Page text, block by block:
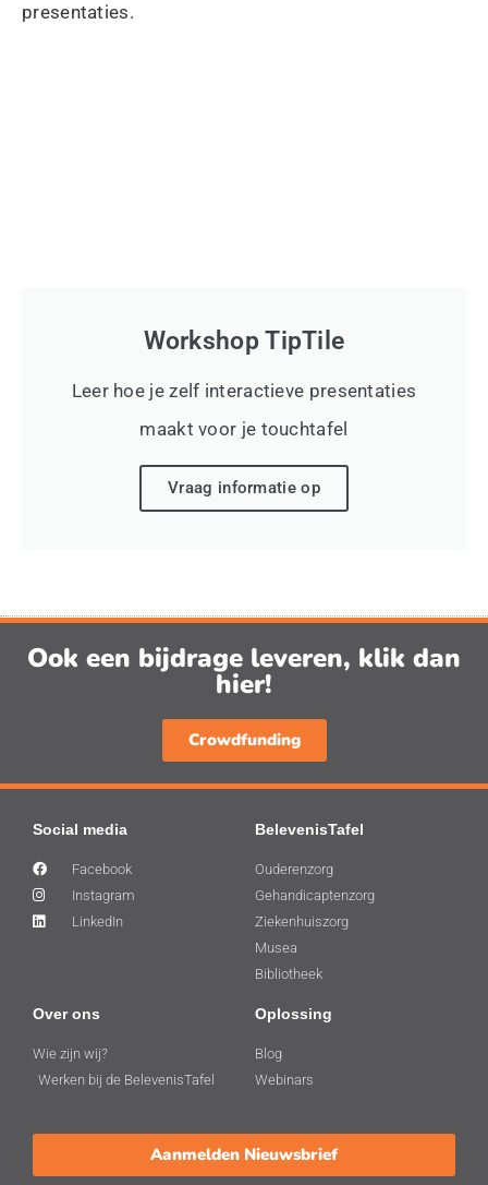
presentaties.
Workshop TipTile
Leer hoe je zelf interactieve presentaties
maakt voor je touchtafel
Vraag informatie op
Ook een bijdrage leveren, klik dan
hier!
Crowdfunding
Social media
Facebook
Instagram
LinkedIn
BelevenisTafel
Ouderenzorg
Gehandicaptenzorg
Ziekenhuiszorg
Musea
Bibliotheek
Over ons
Wie zijn wij?
Werken bij de BelevenisTafel
Oplossing
Blog
Webinars
Aanmelden Nieuwsbrief